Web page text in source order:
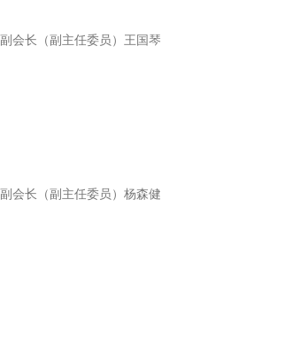
副会长（副主任委员）王国琴
副会长（副主任委员） 杨森健